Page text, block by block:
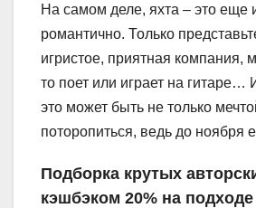
На самом деле, яхта – это еще
романтично. Только
игристое, приятная компания,
то поет или играет на гитаре…
это может быть не только
поторопиться, ведь до ноября
Подборка крутых
кэшбэком 20% на подходе